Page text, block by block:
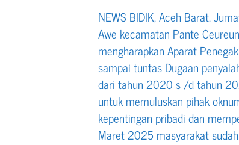
NEWS BIDIK, Aceh Barat.
Awe kecamatan Pante
mengharapkan Aparat
sampai tuntas Dugaan
dari tahun 2020 s /d tahun
untuk memuluskan pihak
kepentingan pribadi dan
Maret 2025 masyarakat